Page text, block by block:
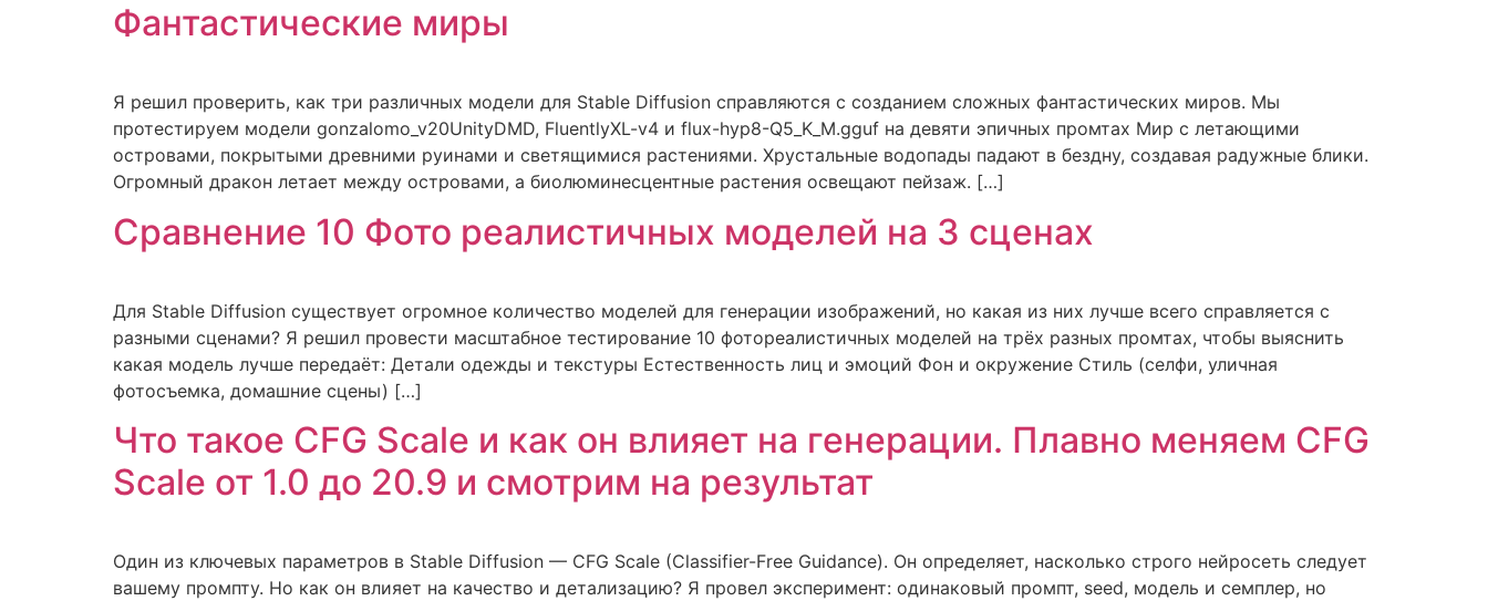
Фантастические миры
Я решил проверить, как три различных модели для Stable Diffusion справляются с созданием сложных фантастических миров. Мы
протестируем модели gonzalomo_v20UnityDMD, FluentlyXL-v4 и flux-hyp8-Q5_K_M.gguf на девяти эпичных промтах Мир с летающими
островами, покрытыми древними руинами и светящимися растениями. Хрустальные водопады падают в бездну, создавая радужные блики.
Огромный дракон летает между островами, а биолюминесцентные растения освещают пейзаж. […]
Сравнение 10 Фото реалистичных моделей на 3 сценах
Для Stable Diffusion существует огромное количество моделей для генерации изображений, но какая из них лучше всего справляется с
разными сценами? Я решил провести масштабное тестирование 10 фотореалистичных моделей на трёх разных промтах, чтобы выяснить
какая модель лучше передаёт: Детали одежды и текстуры Естественность лиц и эмоций Фон и окружение Стиль (селфи, уличная
фотосъемка, домашние сцены) […]
Что такое CFG Scale и как он влияет на генерации. Плавно меняем CFG
Scale от 1.0 до 20.9 и смотрим на результат
Один из ключевых параметров в Stable Diffusion — CFG Scale (Classifier-Free Guidance). Он определяет, насколько строго нейросеть следует
вашему промпту. Но как он влияет на качество и детализацию? Я провел эксперимент: одинаковый промпт, seed, модель и семплер, но